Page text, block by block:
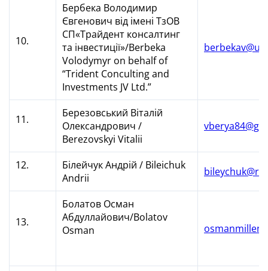
10.
Бербека Володимир
Євгенович від імені ТзОВ
СП«Трайдент консалтинг
та інвестиції»/Berbeka
Volodymyr on behalf of
“Trident Conculting and
Investments JV Ltd.”
11.
Березовський Віталій
Олександрович /
Berezovskyi Vitalii
12.
Білейчук Андрій / Bileichuk
Andrii
13.
Болатов Осман
Абдуллайович/Bolatov
Osman